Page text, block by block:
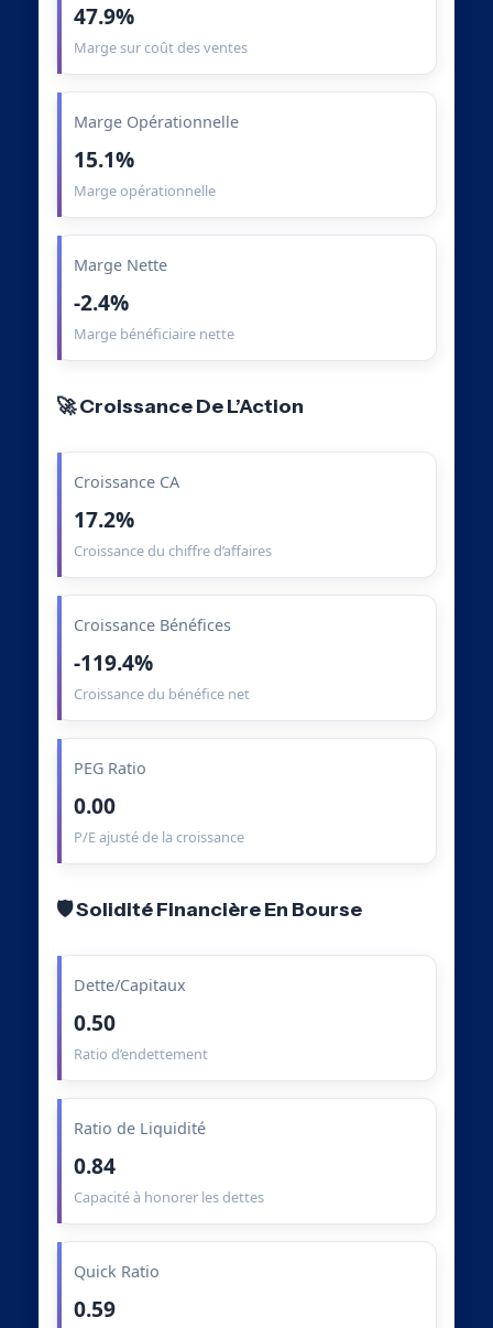
47.9%
Marge sur coût des ventes
Marge Opérationnelle
15.1%
Marge opérationnelle
Marge Nette
-2.4%
Marge bénéficiaire nette
🚀 Croissance De L’Action
Croissance CA
17.2%
Croissance du chiffre d’affaires
Croissance Bénéfices
-119.4%
Croissance du bénéfice net
PEG Ratio
0.00
P/E ajusté de la croissance
🛡️ Solidité Financière En Bourse
Dette/Capitaux
0.50
Ratio d’endettement
Ratio de Liquidité
0.84
Capacité à honorer les dettes
Quick Ratio
0.59